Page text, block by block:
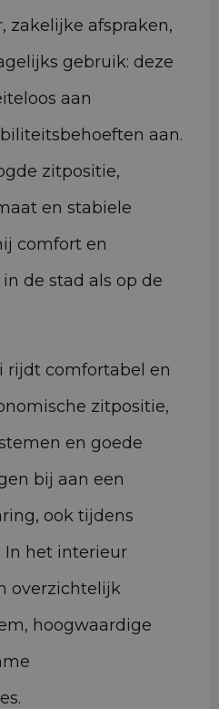
zakelijke afspraken,
gebruik: deze
aan
aan.
zitpositie,
en stabiele
comfort en
de stad als op de
rijdt comfortabel en
zitpositie,
en goede
bij aan een
ook tijdens
In het interieur
overzichtelijk
hoogwaardige